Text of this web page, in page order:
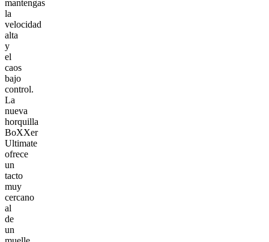
mantengas
la
velocidad
alta
y
el
caos
bajo
control.
La
nueva
horquilla
BoXXer
Ultimate
ofrece
un
tacto
muy
cercano
al
de
un